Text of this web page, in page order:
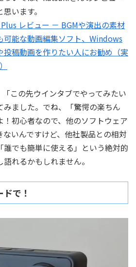
います。
レビュー － BGMや演出の素材
可能な動画編集ソフト、Windows
投稿動画を作りたい人にお勧め（実
この先ウインタブでやってみたい
みました。でね、「驚愕の楽ちん
！初心者なので、他のソフトウェア
ないんですけど、他社製品との相対
誰でも簡単に使える」という絶対的
れるかもしれません。
で！